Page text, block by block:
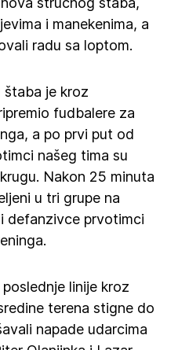
i manekenima, a
radu sa loptom.
štaba je kroz
fudbalere za
a po prvi put od
našeg tima su
Nakon 25 minuta
u tri grupe na
defanzivce prvotimci
linije kroz
terena stigne do
napade udarcima